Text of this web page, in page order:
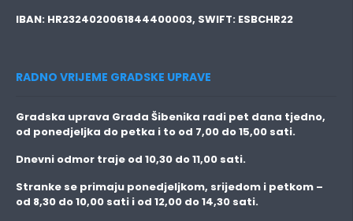
IBAN: HR2324020061844400003, SWIFT: ESBCHR22
RADNO VRIJEME GRADSKE UPRAVE
Gradska uprava Grada Šibenika radi pet dana tjedno,
od ponedjeljka do petka i to od 7,00 do 15,00 sati.
Dnevni odmor traje od 10,30 do 11,00 sati.
Stranke se primaju ponedjeljkom, srijedom i petkom –
od 8,30 do 10,00 sati i od 12,00 do 14,30 sati.